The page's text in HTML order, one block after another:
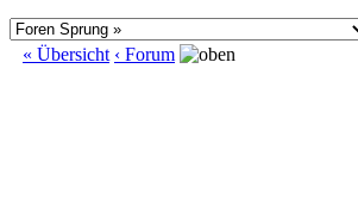
« Übersicht ‹ Forum